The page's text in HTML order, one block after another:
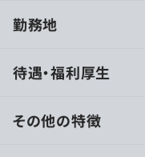
・融資業務管理システム
・与信管理システム
・債権回収システム
勤務地
待遇・福利厚生
その他の特徴